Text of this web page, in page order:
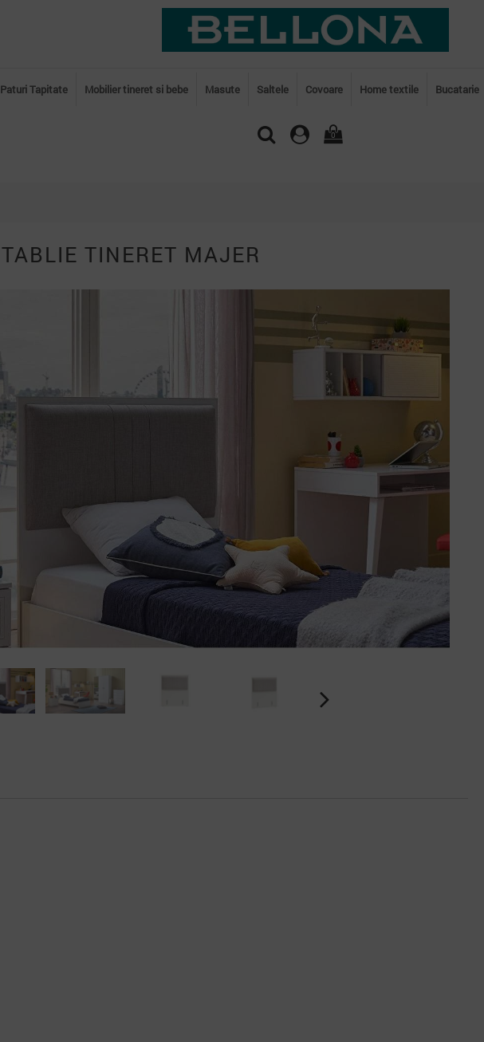
Paturi Tapitate Mobilier tineret si bebe Masute Saltele Covoare Home textile Bucatarie
0
TABLIE TINERET MAJER